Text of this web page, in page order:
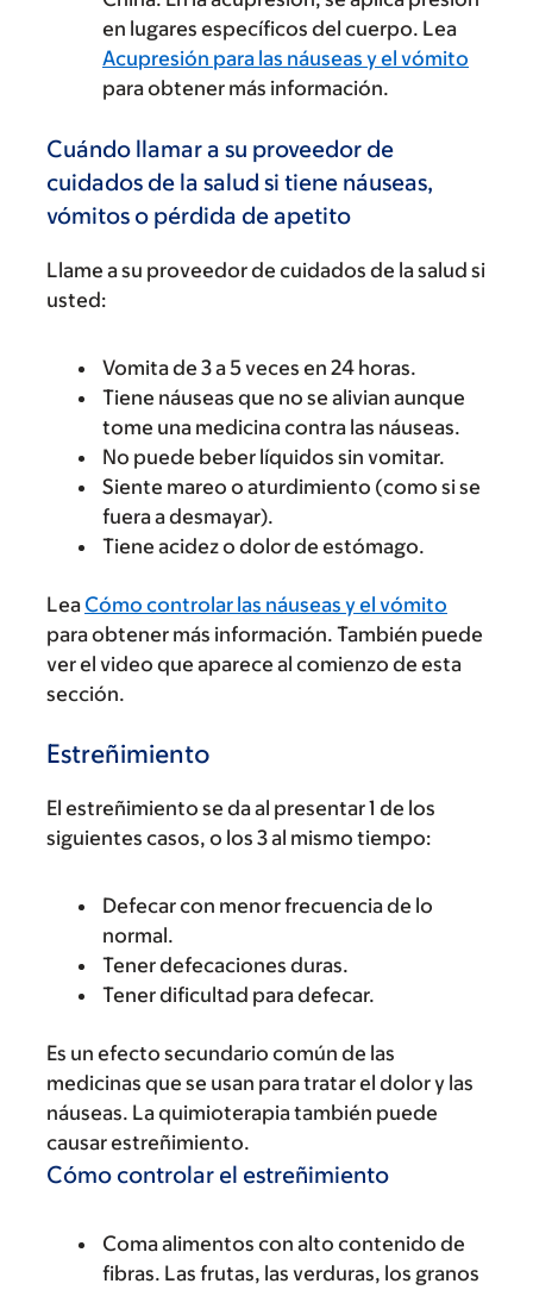
en lugares específicos del cuerpo. Lea
Acupresión para las náuseas y el vómito
para obtener más información.
Cuándo llamar a su proveedor de
cuidados de la salud si tiene náuseas,
vómitos o pérdida de apetito
Llame a su proveedor de cuidados de la salud si
usted:
Vomita de 3 a 5 veces en 24 horas.
Tiene náuseas que no se alivian aunque
tome una medicina contra las náuseas.
No puede beber líquidos sin vomitar.
Siente mareo o aturdimiento (como si se
fuera a desmayar).
Tiene acidez o dolor de estómago.
Lea Cómo controlar las náuseas y el vómito
para obtener más información. También puede
ver el video que aparece al comienzo de esta
sección.
Estreñimiento
El estreñimiento se da al presentar 1 de los
siguientes casos, o los 3 al mismo tiempo:
Defecar con menor frecuencia de lo
normal.
Tener defecaciones duras.
Tener dificultad para defecar.
Es un efecto secundario común de las
medicinas que se usan para tratar el dolor y las
náuseas. La quimioterapia también puede
causar estreñimiento.
Cómo controlar el estreñimiento
Coma alimentos con alto contenido de
fibras. Las frutas, las verduras, los granos